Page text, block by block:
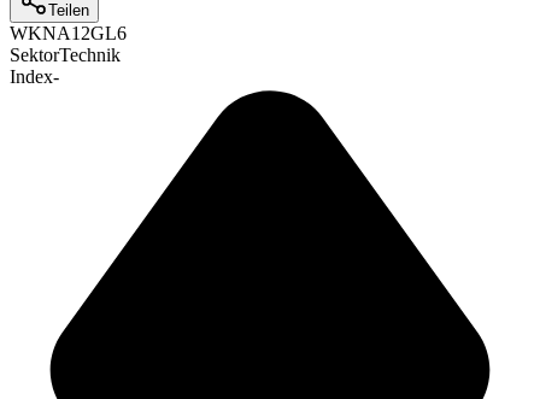
Teilen
WKNA12GL6
SektorTechnik
Index-